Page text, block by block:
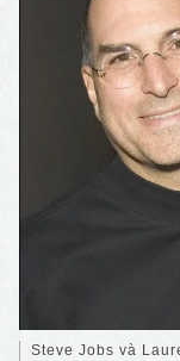
Steve Jobs và